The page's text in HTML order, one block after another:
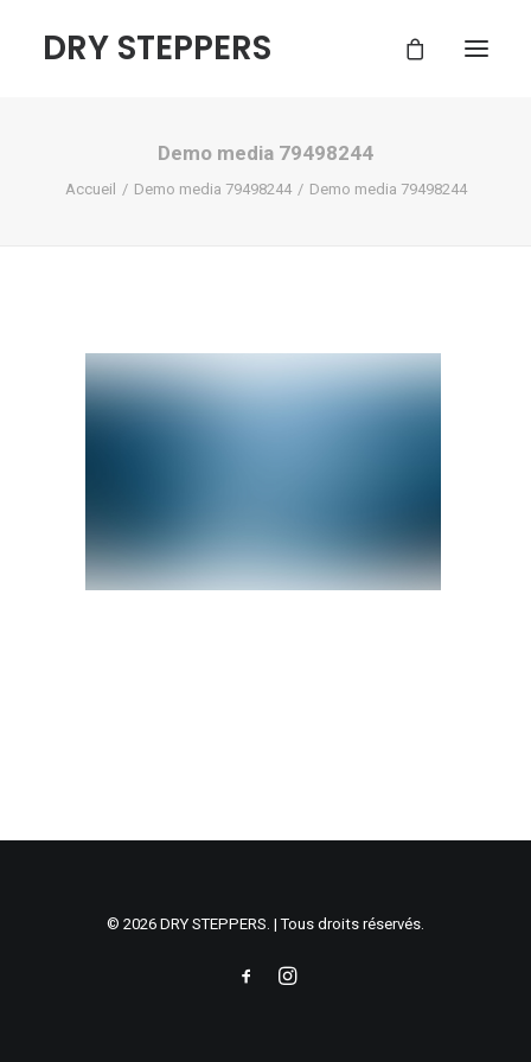
DRY STEPPERS
ACCUEIL
Demo media 79498244
Accueil Demo media 79498244 Demo media 79498244
© 2026 DRY STEPPERS. | Tous droits réservés.